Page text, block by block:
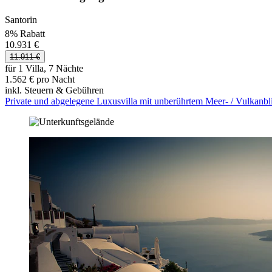
Santorin
8% Rabatt
10.931 €
11.911 €
für 1 Villa, 7 Nächte
1.562 € pro Nacht
inkl. Steuern & Gebühren
Private und abgelegene Luxusvilla mit unberührtem Meer- /